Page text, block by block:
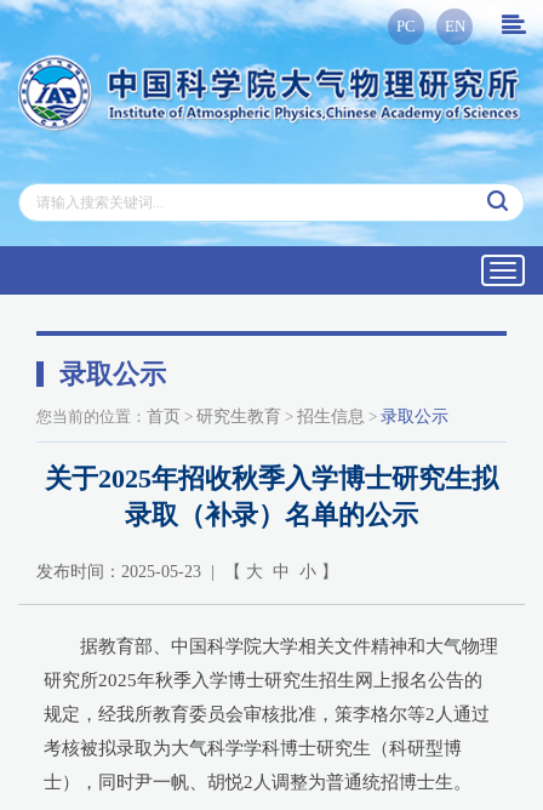
PC EN
录取公示
您当前的位置： 首页 > 研究生教育 > 招生信息 > 录取公示
关于2025年招收秋季入学博士研究生拟
录取（补录）名单的公示
发布时间：2025-05-23 | 【 大 中 小 】
据教育部、中国科学院大学相关文件精神和大气物理
研究所2025年秋季入学博士研究生招生网上报名公告的
规定，经我所教育委员会审核批准，策李格尔等2人通过
考核被拟录取为大气科学学科博士研究生（科研型博
士），同时尹一帆、胡悦2人调整为普通统招博士生。